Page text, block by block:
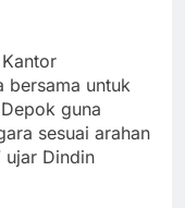
bersama untuk
guna
sesuai arahan
ujar Dindin